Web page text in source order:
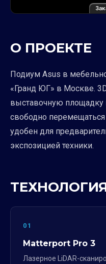
О ПРОЕКТЕ
Подиум Asus в
«Гранд ЮГ» в Москве.
выставочную площадку
свободно
удобен для
экспозицией техники.
01
Matterport Pro 3
Лазерное LiDAR-